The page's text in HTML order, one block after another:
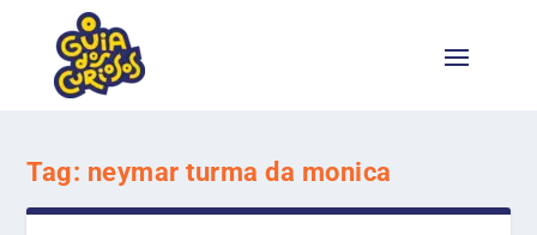
Tag: neymar turma da monica